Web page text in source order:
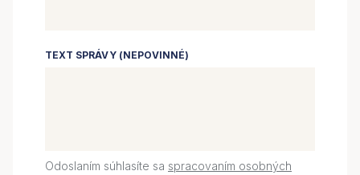
TEXT SPRÁVY (NEPOVINNÉ)
Odoslaním súhlasíte sa spracovaním osobných